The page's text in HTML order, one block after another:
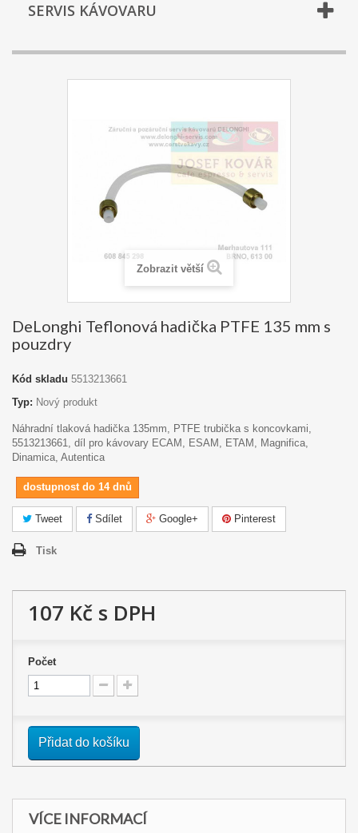
SERVIS KÁVOVARU
Zobrazit větší
DeLonghi Teflonová hadička PTFE 135 mm s
pouzdry
Kód skladu 5513213661
Typ: Nový produkt
Náhradní tlaková hadička 135mm, PTFE trubička s koncovkami,
5513213661, díl pro kávovary ECAM, ESAM, ETAM, Magnifica,
Dinamica, Autentica
dostupnost do 14 dnů
Tweet Sdílet Google+ Pinterest
Tisk
107 Kč s DPH
Počet
Přidat do košíku
VÍCE INFORMACÍ